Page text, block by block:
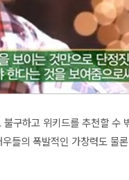
구하고 위키드를 추천할 수
들의 폭발적인 가창력도물